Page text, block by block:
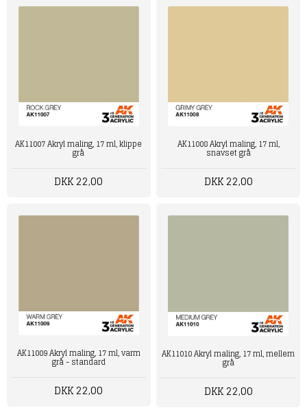
AK11007 Akryl maling, 17 ml, klippe
grå
DKK 22,00
AK11008 Akryl maling, 17 ml,
snavset grå
DKK 22,00
AK11009 Akryl maling, 17 ml, varm
grå - standard
DKK 22,00
AK11010 Akryl maling, 17 ml, mellem
grå
DKK 22,00